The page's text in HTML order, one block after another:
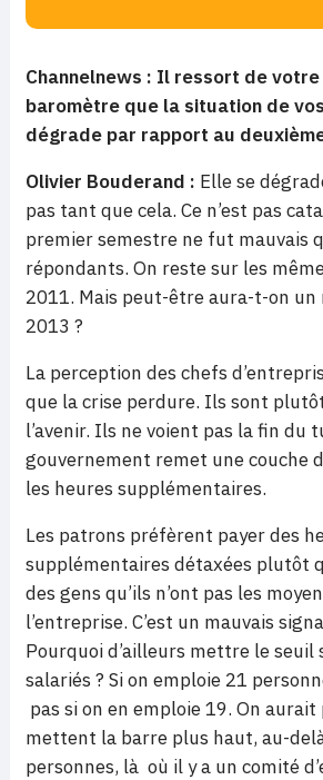
Channelnews : Il ressort de
baromètre que la situation de
dégrade par rapport au
Olivier Bouderand : Elle se
pas tant que cela. Ce n’est pas
premier semestre ne fut mauvais
répondants. On reste sur les
2011. Mais peut-être aura-t-on un
2013 ?
La perception des chefs
que la crise perdure. Ils sont
l’avenir. Ils ne voient pas la fin du
gouvernement remet une couche
les heures supplémentaires.
Les patrons préfèrent payer des
supplémentaires détaxées plutôt
des gens qu’ils n’ont pas les
l’entreprise. C’est un mauvais
Pourquoi d’ailleurs mettre le seuil
salariés ? Si on emploie 21
pas si on en emploie 19. On aurait
mettent la barre plus haut, au-
personnes, là où il y a un comité